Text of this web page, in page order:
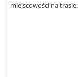
miejscowości na trasie: